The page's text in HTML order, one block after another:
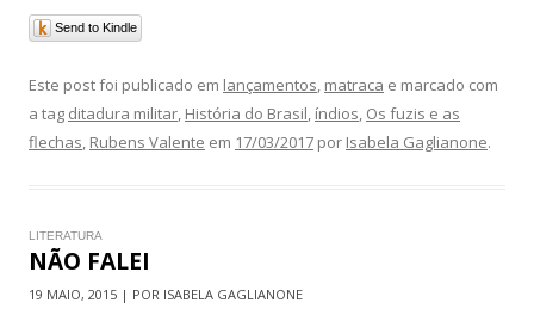
Send to Kindle
Este post foi publicado em lançamentos matraca e marcado com
a tag ditadura militar História do Brasil índios Os fuzis e as
flechas Rubens Valente em 17/03/2017 por Isabela Gaglianone.
LITERATURA
NÃO FALEI
19 MAIO, 2015 | POR ISABELA GAGLIANONE